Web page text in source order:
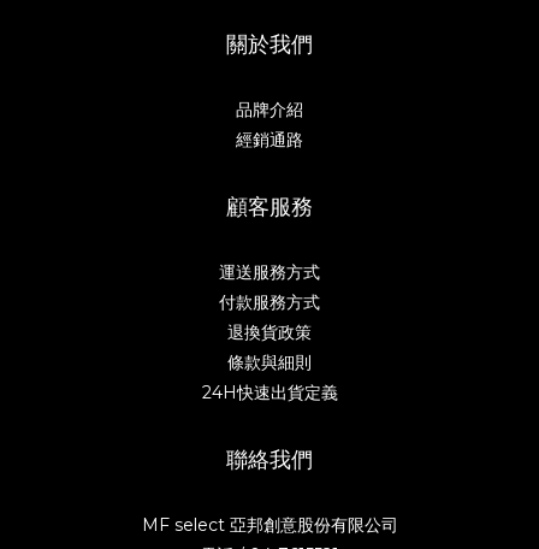
關於我們
品牌介紹
經銷通路
顧客服務
運送服務方式
付款服務方式
退換貨政策
條款與細則
24H快速出貨定義
聯絡我們
MF select 亞邦創意股份有限公司